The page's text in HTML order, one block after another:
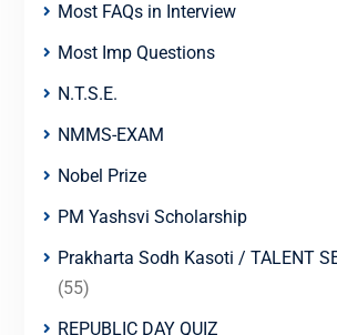
Most FAQs in Interview
Most Imp Questions
N.T.S.E.
NMMS-EXAM
Nobel Prize
PM Yashsvi Scholarship
Prakharta Sodh Kasoti / TALENT
(55)
REPUBLIC DAY QUIZ